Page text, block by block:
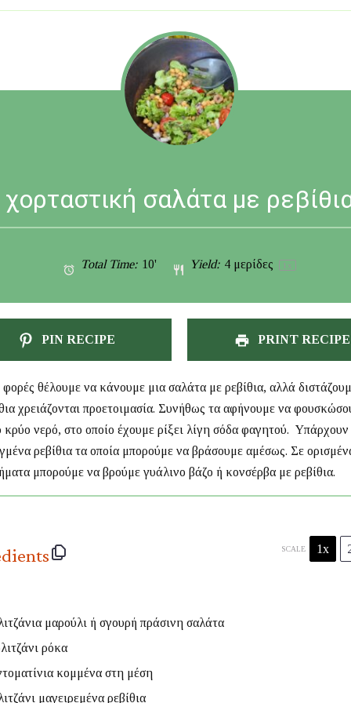
χορταστική σαλάτα με
Total Time: 10' Yield: 4 μερίδες 1 x
PIN RECIPE PRINT RECIPE
θέλουμε να κάνουμε μια σαλάτα με ρεβίθια, αλλά
χρειάζονται προετοιμασία. Συνήθως τα αφήνουμε να
νερό, στο οποίο έχουμε ρίξει λίγη σόδα φαγητού. Υπάρχουν
ρεβίθια τα οποία μπορούμε να βράσουμε αμέσως. Σε
μπορούμε να βρούμε γυάλινο βάζο ή κονσέρβα με ρεβίθια.
SCALE 1x
μαρούλι ή σγουρή πράσινη σαλάτα
ρόκα
κομμένα στη μέση
μαγειρεμένα ρεβίθια